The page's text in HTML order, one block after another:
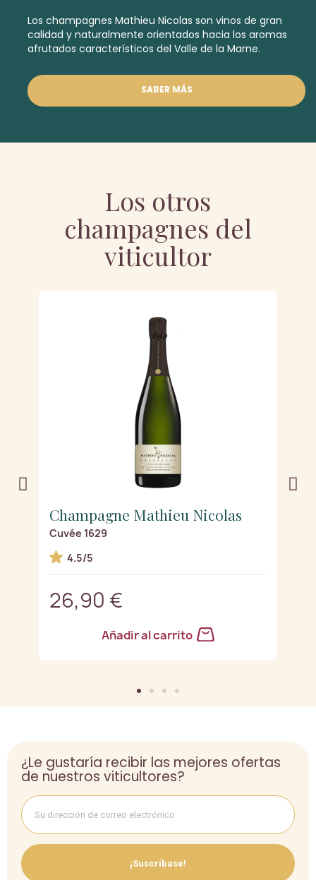
Los champagnes Mathieu Nicolas son vinos de gran
calidad y naturalmente orientados hacia los aromas
afrutados característicos del Valle de la Marne.
SABER MÁS
Los otros
champagnes del
viticultor
Champagne Mathieu Nicolas
Cuvée 1629
4.5/5
26,90 €
Añadir al carrito
¿Le gustaría recibir las mejores ofertas
de nuestros viticultores?
¡Suscríbase!